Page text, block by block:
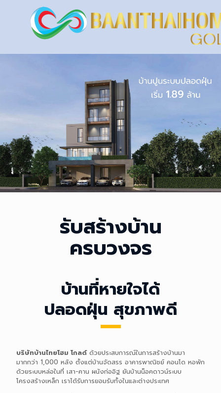
รับสร้างบ้าน
ครบวงจร
บ้านที่หายใจได้
ปลอดฝุ่น
สุขภาพดี
รับสร้างบ้าน
ครบวงจร
บ้านที่หายใจได้
ปลอดฝุ่น สุขภาพดี
บริษัทบ้านไทยโฮม โกลด์ด้วยประสบการณ์ในการสร้างบ้านมา
มากกว่า 1,000 หลัง ตั้งแต่บ้านจัดสรร อาคารพาณิชย์ คอนโด หอพัก
ด้วยระบบหล่อในที่ เสา-คาน ผนังก่ออิฐ ยันบ้านน็อคดาวน์ระบบ
โครงสร้างเหล็ก เราได้รับการยอมรับทั้งในและต่างประเทศ